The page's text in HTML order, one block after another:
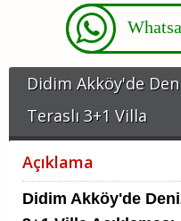
Didim Akköy'de
Teraslı 3+1 Villa
Açıklama
Didim Akköy'de